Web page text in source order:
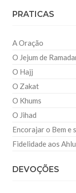
PRATICAS
A Oração
O Jejum de
O Hajj
O Zakat
O Khums
O Jihad
Encorajar o Bem e
Fidelidade aos
DEVOÇÕES